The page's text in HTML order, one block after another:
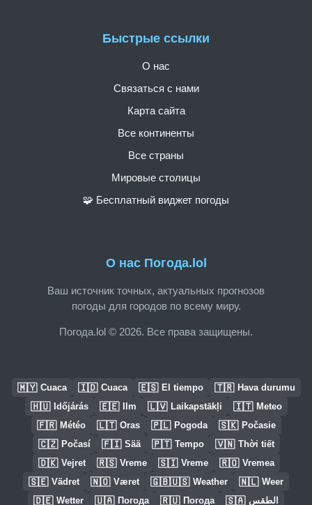
О нас Погода.lol
Ваш источник точных, актуальных прогнозов
погоды для городов по всему миру.
Погода.lol © 2026. Все права защищены.
Быстрые ссылки
О нас
Связаться с нами
Карта сайта
Все континенты
Все страны
Мировые столицы
🧩 Бесплатный виджет погоды
🇲🇾 Cuaca 🇮🇩 Cuaca 🇪🇸 El tiempo 🇹🇷 Hava durumu
🇭🇺 Időjárás 🇪🇪 Ilm 🇱🇻 Laikapstākļi 🇮🇹 Meteo
🇫🇷 Météo 🇱🇹 Oras 🇵🇱 Pogoda 🇸🇰 Počasie
🇨🇿 Počasí 🇫🇮 Sää 🇵🇹 Tempo 🇻🇳 Thời tiết
🇩🇰 Vejret 🇷🇸 Vreme 🇸🇮 Vreme 🇷🇴 Vremea
🇸🇪 Vädret 🇳🇴 Været 🇬🇧🇺🇸 Weather 🇳🇱 Weer
🇩🇪 Wetter 🇺🇦 Погода 🇷🇺 Погода 🇸🇦 الطقس